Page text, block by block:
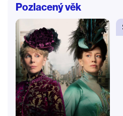
Pozlacený věk